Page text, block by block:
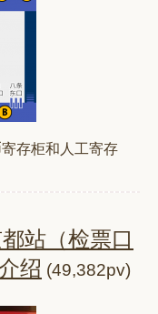
存柜和人工寄存
站（检票口
绍 (49,382pv)